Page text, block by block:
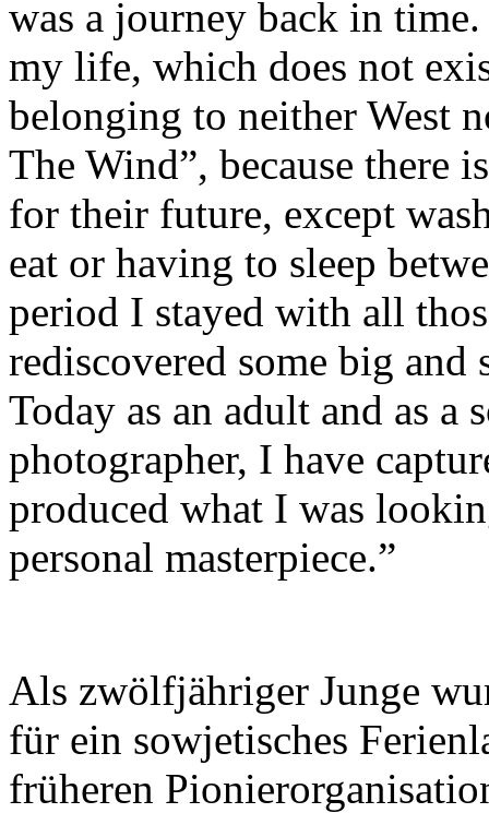
was a journey back in
my life, which does not
belonging to neither West
The Wind”, because there
for their future, except
eat or having to sleep
period I stayed with all
rediscovered some big
Today as an adult and as a
photographer, I have
produced what I was
personal masterpiece.”
Als zwölfjähriger Junge
für ein sowjetisches
früheren